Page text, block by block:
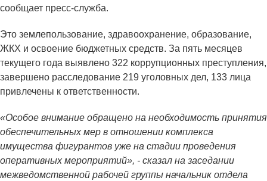
сообщает пресс-служба.
Это землепользование, здравоохранение, образование,
ЖКХ и освоение бюджетных средств. За пять месяцев
текущего года выявлено 322 коррупционных преступления,
завершено расследование 219 уголовных дел, 133 лица
привлечены к ответственности.
«Особое внимание обращено на необходимость принятия
обеспечительных мер в отношении комплекса
имущества фигурантов уже на стадии проведения
оперативных мероприятий», - сказал на заседании
межведомственной рабочей группы начальник отдела